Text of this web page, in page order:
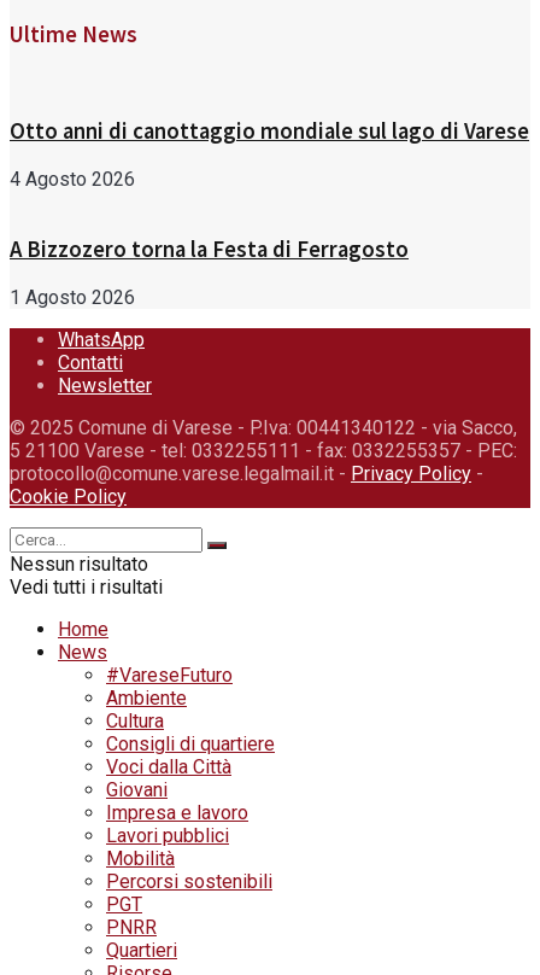
Ultime News
Otto anni di canottaggio mondiale sul lago di Varese
4 Agosto 2026
A Bizzozero torna la Festa di Ferragosto
1 Agosto 2026
WhatsApp
Contatti
Newsletter
© 2025 Comune di Varese - P.Iva: 00441340122 - via Sacco,
5 21100 Varese - tel: 0332255111 - fax: 0332255357 - PEC:
protocollo@comune.varese.legalmail.it - Privacy Policy -
Cookie Policy
Nessun risultato
Vedi tutti i risultati
Home
News
#VareseFuturo
Ambiente
Cultura
Consigli di quartiere
Voci dalla Città
Giovani
Impresa e lavoro
Lavori pubblici
Mobilità
Percorsi sostenibili
PGT
PNRR
Quartieri